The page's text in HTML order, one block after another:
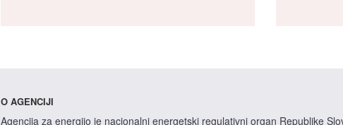
O AGENCIJI
Agencija za energijo je nacionalni energetski regulativni organ Republike